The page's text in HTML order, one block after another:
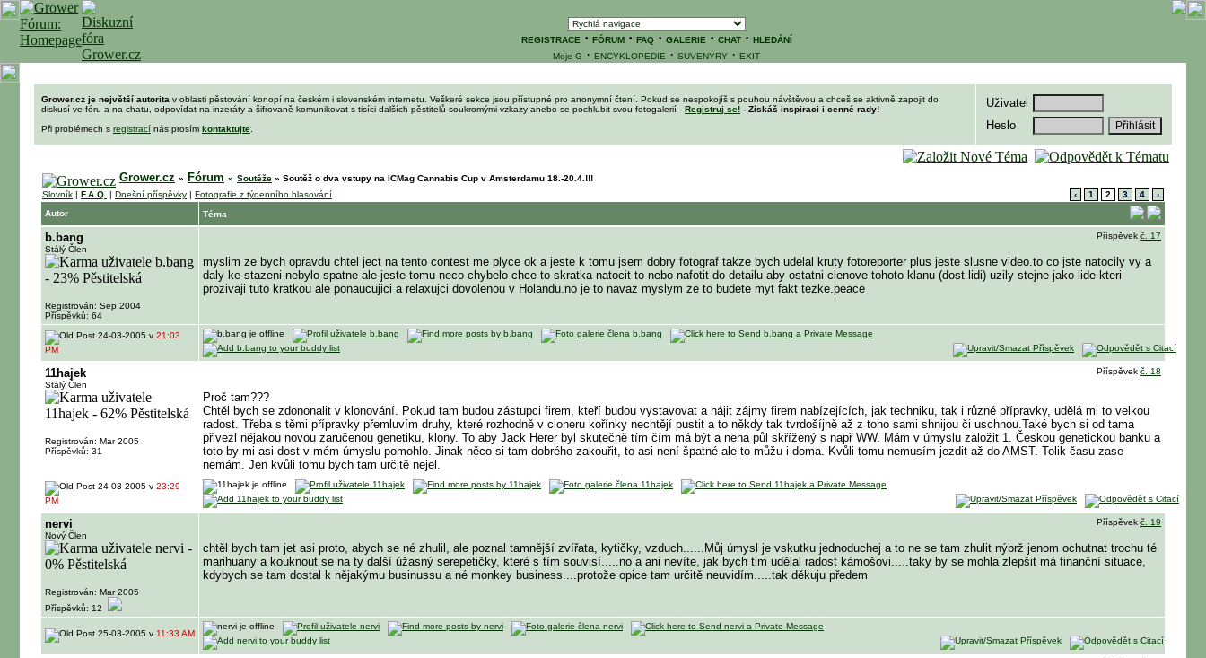
REGISTRACE · FÓRUM· FAQ· GALERIE · CHAT· HLEDÁNÍ
Moje G · ENCYKLOPEDIE · SUVENÝRY · EXIT
Grower.cz je největší autorita v oblasti pěstování konopí na českém i slovenském internetu. Veškeré sekce jsou přístupné pro anonymní čtení. Pokud se nespokojíš s pouhou návštěvou a chceš se aktivně zapojit do
diskusí ve fóru a na chatu, odpovídat na inzeráty a šifrovaně komunikovat s tisíci dalších pěstitelů soukromými vzkazy anebo se pochlubit svou fotogalerií - Registruj se! - Získáš inspiraci i cenné rady!
Při problémech s registrací nás prosím kontaktujte
Uživatel
Heslo
Grower.cz » Fórum » Soutěže » Soutěž o dva vstupy na ICMag Cannabis Cup v Amsterdamu 18.-20.4.!!!
Slovník | F.A.Q. | Dnešní příspěvky | Fotografie z týdenního hlasování ‹ 1 2 3 4
›
Autor
Téma
b.bang
Stálý Člen
Registrován: Sep 2004
Příspěvků: 64
Příspěvek č. 17
myslim ze bych opravdu chtel ject na tento contest me plyce ok a jeste k tomu jsem dobry fotograf takze bych udelal kruty fotoreporter plus jeste slusne video.to co jste natocily vy a
daly ke stazeni nebylo spatne ale jeste tomu neco chybelo chce to skratka natocit to nebo nafotit do detailu aby ostatni clenove tohoto klanu (dost lidi) uzily stejne jako lide kteri
prozivaji tuto kratkou ale ponaucujici a relaxujci dovolenou v Holandu.no je to navaz myslym ze to budete myt fakt tezke.peace
24-03-2005 v 21:03
PM
11hajek
Stálý Člen
Registrován: Mar 2005
Příspěvků: 31
Příspěvek č. 18
Proč tam???
Chtěl bych se zdononalit v klonování. Pokud tam budou zástupci firem, kteří budou vystavovat a hájit zájmy firem nabízejících, jak techniku, tak i různé přípravky, udělá mi to velkou
radost. Třeba s těmi přípravky přemluvím druhy, které rozhodně v cloneru kořínky nechtějí pustit a to někdy tak tvrdošíjně až z toho sami shnijou či uschnou.Také bych si od tama
přivezl nějakou novou zaručenou genetiku, klony. To aby Jack Herer byl skutečně tím čím má být a nena půl skřížený s např WW. Mám v úmyslu založit 1. Českou genetickou banku a
toto by mi asi dost v mém úmyslu pomohlo. Jinak něco si tam dobrého zakouřit, to asi není špatné ale to můžu i doma. Kvůli tomu nemusím jezdit až do AMST. Tolik času zase
nemám. Jen kvůli tomu bych tam určitě nejel.
24-03-2005 v 23:29
PM
nervi
Nový Člen
Registrován: Mar 2005
Příspěvků: 12
Příspěvek č. 19
chtěl bych tam jet asi proto, abych se né zhulil, ale poznal tamnější zvířata, kytičky, vzduch......Můj úmysl je vskutku jednoduchej a to ne se tam zhulit nýbrž jenom ochutnat trochu té
marihuany a kouknout se na ty další úžasný serepetičky, které s tím souvisí.....no a ani nevíte, jak bych tim udělal radost kámošovi.....taky by se mohla zlepšit má finanční situace,
kdybych se tam dostal k nějakýmu businussu a né monkey business....protože opice tam určitě neuvidím.....tak děkuju předem
25-03-2005 v 11:33 AM